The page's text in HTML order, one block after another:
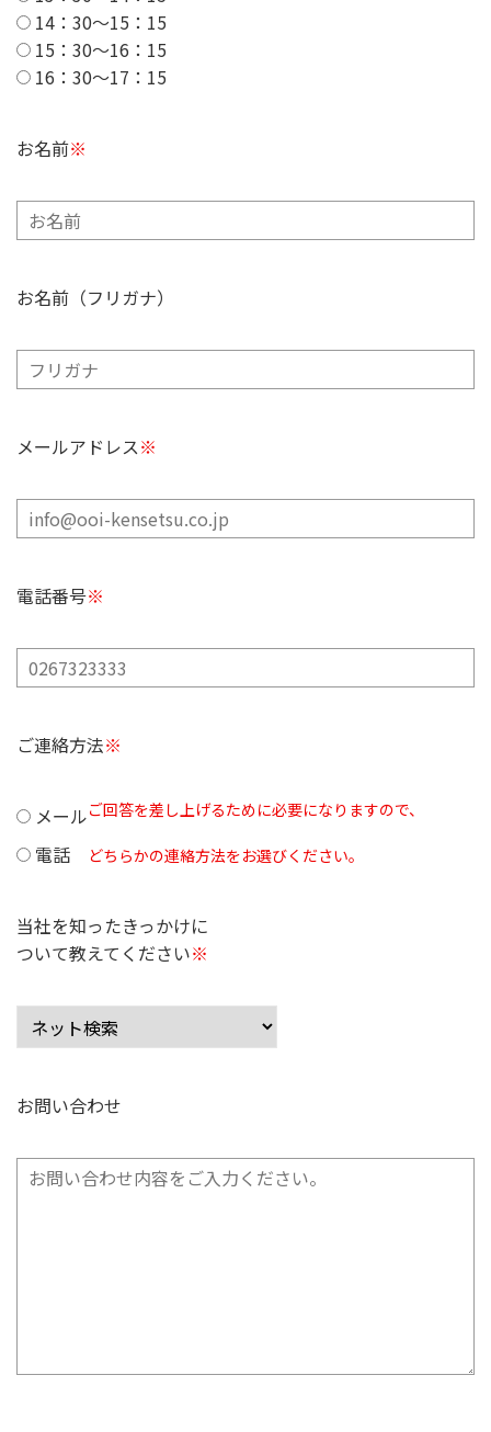
14：30～15：15
15：30～16：15
16：30～17：15
お名前※
お名前（フリガナ）
メールアドレス※
電話番号※
ご連絡方法※
メール
電話
ご回答を差し上げるために必要になりますので、
どちらかの連絡方法をお選びください。
当社を知ったきっかけに
ついて教えてください※
お問い合わせ